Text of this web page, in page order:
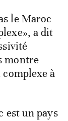
le Maroc
a dit
montre
complexe à
est un pays